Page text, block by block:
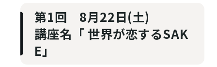
第1回 8月22日(土)
講座名「 世界が恋するSAK
E」